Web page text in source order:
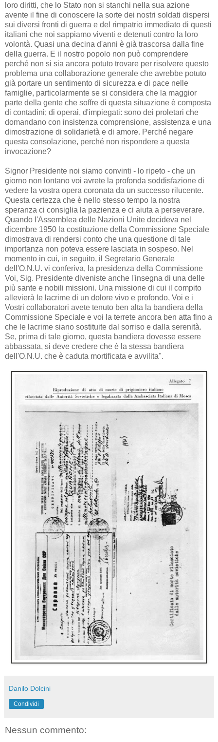
loro diritti, che lo Stato non si stanchi nella sua azione
avente il fine di conoscere la sorte dei nostri soldati dispersi
sui diversi fronti di guerra e del rimpatrio immediato di questi
italiani che noi sappiamo viventi e detenuti contro la loro
volontà. Quasi una decina d'anni è già trascorsa dalla fine
della guerra. E il nostro popolo non può comprendere
perché non si sia ancora potuto trovare per risolvere questo
problema una collaborazione generale che avrebbe potuto
già portare un sentimento di sicurezza e di pace nelle
famiglie, particolarmente se si considera che la maggior
parte della gente che soffre di questa situazione è composta
di contadini; di operai, d'impiegati: sono dei proletari che
domandano con insistenza comprensione, assistenza e una
dimostrazione di solidarietà e di amore. Perché negare
questa consolazione, perché non rispondere a questa
invocazione?
Signor Presidente noi siamo convinti - lo ripeto - che un
giorno non lontano voi avrete la profonda soddisfazione di
vedere la vostra opera coronata da un successo rilucente.
Questa certezza che è nello stesso tempo la nostra
speranza ci consiglia la pazienza e ci aiuta a perseverare.
Quando l'Assemblea delle Nazioni Unite decideva nel
dicembre 1950 la costituzione della Commissione Speciale
dimostrava di rendersi conto che una questione di tale
importanza non poteva essere lasciata in sospeso. Nel
momento in cui, in seguito, il Segretario Generale
dell'O.N.U. vi conferiva, la presidenza della Commissione
Voi, Sig. Presidente diveniste anche l'insegna di una delle
più sante e nobili missioni. Una missione di cui il compito
allevierà le lacrime di un dolore vivo e profondo, Voi e i
Vostri collaboratori avete tenuto ben alta la bandiera della
Commissione Speciale e voi la terrete ancora ben atta fino a
che le lacrime siano sostituite dal sorriso e dalla serenità.
Se, prima di tale giorno, questa bandiera dovesse essere
abbassata, si deve credere che è la stessa bandiera
dell'O.N.U. che è caduta mortificata e avvilita".
Danilo Dolcini
Condividi
Nessun commento: